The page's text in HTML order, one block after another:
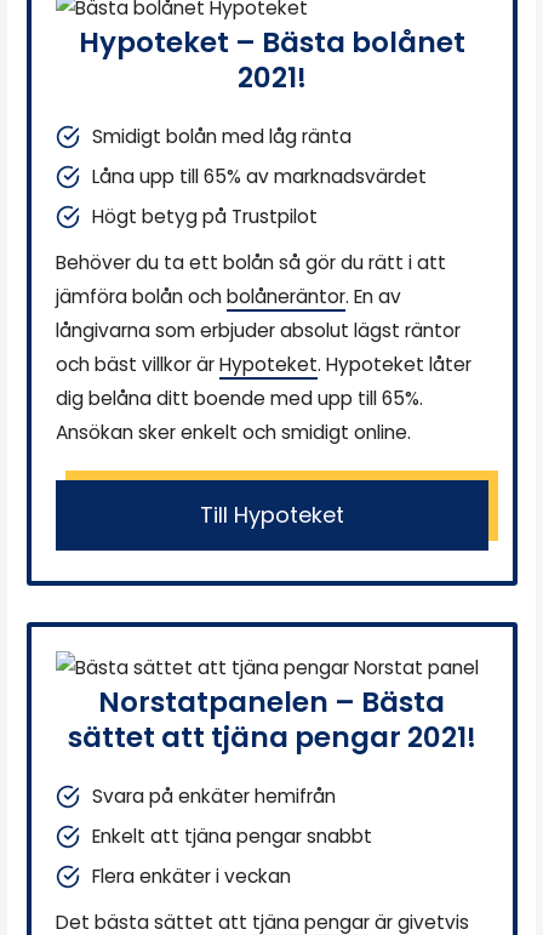
Hypoteket – Bästa bolånet
2021!
Smidigt bolån med låg ränta
Låna upp till 65% av marknadsvärdet
Högt betyg på Trustpilot
Behöver du ta ett bolån så gör du rätt i att
jämföra bolån ochbolåneräntor. En av
långivarna som erbjuder absolut lägst räntor
och bäst villkor ärHypoteket. Hypoteket låter
dig belåna ditt boende med upp till 65%.
Ansökan sker enkelt och smidigt online.
Till Hypoteket
Norstatpanelen – Bästa
sättet att tjäna pengar 2021!
Svara på enkäter hemifrån
Enkelt att tjäna pengar snabbt
Flera enkäter i veckan
Det bästa sättet att tjäna pengarär givetvis